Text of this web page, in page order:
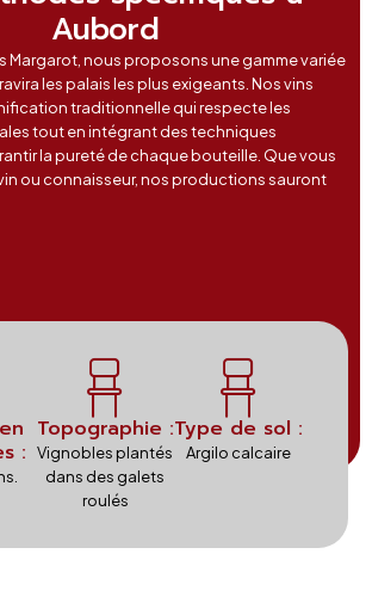
Aubord
Margarot, nous proposons une gamme variée
les palais les plus exigeants. Nos vins
traditionnelle qui respecte les
tout en intégrant des techniques
la pureté de chaque bouteille. Que vous
ou connaisseur, nos productions sauront
:
Topographie :
Vignobles plantés
dans des galets
roulés
Type de sol :
Argilo calcaire